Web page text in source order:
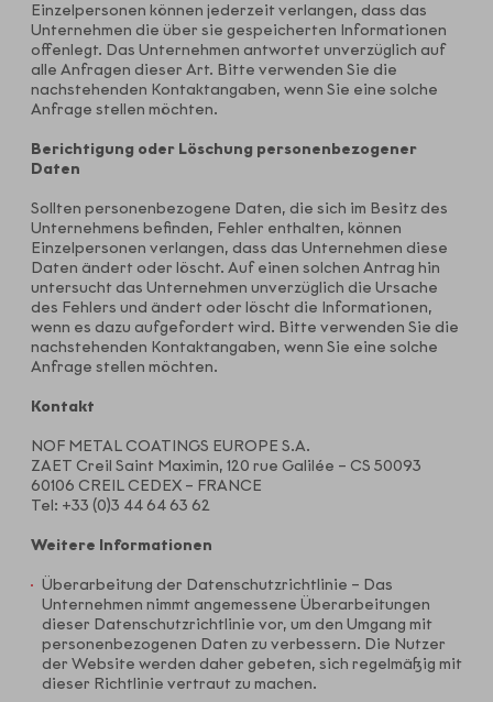
Einzelpersonen können jederzeit verlangen, dass das
Unternehmen die über sie gespeicherten Informationen
offenlegt. Das Unternehmen antwortet unverzüglich auf
alle Anfragen dieser Art. Bitte verwenden Sie die
nachstehenden Kontaktangaben, wenn Sie eine solche
Anfrage stellen möchten.
Berichtigung oder Löschung personenbezogener
Daten
Sollten personenbezogene Daten, die sich im Besitz des
Unternehmens befinden, Fehler enthalten, können
Einzelpersonen verlangen, dass das Unternehmen diese
Daten ändert oder löscht. Auf einen solchen Antrag hin
untersucht das Unternehmen unverzüglich die Ursache
des Fehlers und ändert oder löscht die Informationen,
wenn es dazu aufgefordert wird. Bitte verwenden Sie die
nachstehenden Kontaktangaben, wenn Sie eine solche
Anfrage stellen möchten.
Kontakt
NOF METAL COATINGS EUROPE S.A.
ZAET Creil Saint Maximin, 120 rue Galilée – CS 50093
60106 CREIL CEDEX – FRANCE
Tel: +33 (0)3 44 64 63 62
Weitere Informationen
Überarbeitung der Datenschutzrichtlinie – Das
Unternehmen nimmt angemessene Überarbeitungen
dieser Datenschutzrichtlinie vor, um den Umgang mit
personenbezogenen Daten zu verbessern. Die Nutzer
der Website werden daher gebeten, sich regelmäßig mit
dieser Richtlinie vertraut zu machen.